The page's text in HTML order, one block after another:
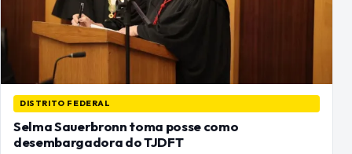
DISTRITO FEDERAL
Selma Sauerbronn toma posse como
desembargadora do TJDFT